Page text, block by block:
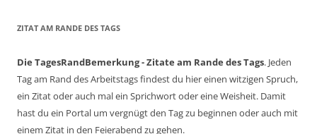
ZITAT AM RANDE DES TAGS
Die TagesRandBemerkung - Zitate am Rande des Tags. Jeden
Tag am Rand des Arbeitstags findest du hier einen witzigen Spruch,
ein Zitat oder auch mal ein Sprichwort oder eine Weisheit. Damit
hast du ein Portal um vergnügt den Tag zu beginnen oder auch mit
einem Zitat in den Feierabend zu gehen.